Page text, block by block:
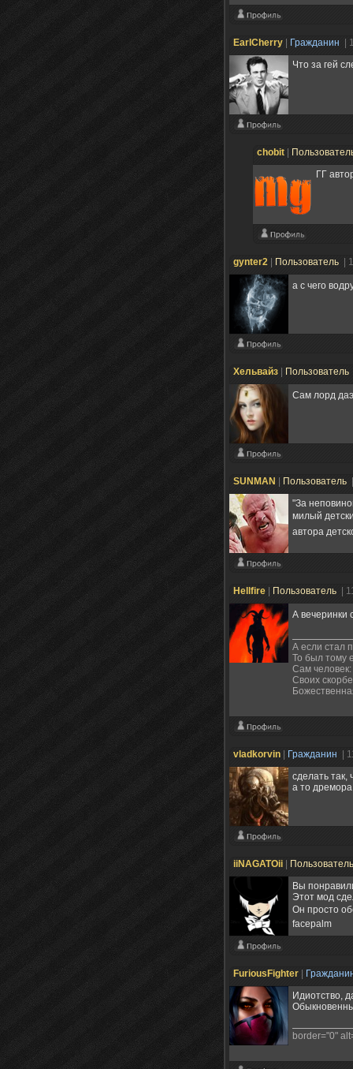
EarlCherry Гражданин
|
Что за гей
chobit
ГГ
gynter2 Пользователь |
а с чего
Хельвайз Пользователь
Сам лорд
SUNMAN Пользователь
"За
милый
автора
Hellfire Пользователь |
А вечеринки
А если стал
То был тому
Сам
Своих
vladkorvin Гражданин
|
сделать так,
а то дремора
iiNAGATOii
Вы
Этот мод
Он просто
facepalm
FuriousFighter
Идиотство,
border="0"